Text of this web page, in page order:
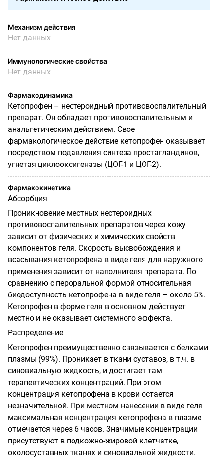
Механизм действия
Нет данных
Иммунологические свойства
Нет данных
Фармакодинамика
Кетопрофен – нестероидный противовоспалительный
препарат. Он обладает противовоспалительным и
анальгетическим действием. Свое
фармакологическое действие кетопрофен оказывает
посредством подавления синтеза простагландинов,
угнетая циклооксигеназы (ЦОГ-1 и ЦОГ-2).
Фармакокинетика
Абсорбция
Проникновение местных нестероидных
противовоспалительных препаратов через кожу
зависит от физических и химических свойств
компонентов геля. Скорость высвобождения и
всасывания кетопрофена в виде геля для наружного
применения зависит от наполнителя препарата. По
сравнению с пероральной формой относительная
биодоступность кетопрофена в виде геля – около 5%.
Кетопрофен в форме геля в основном действует
местно и не оказывает системного эффекта.
Распределение
Кетопрофен преимущественно связывается с белками
плазмы (99%). Проникает в ткани суставов, в т.ч. в
синовиальную жидкость, и достигает там
терапевтических концентраций. При этом
концентрация кетопрофена в крови остается
незначительной. При местном нанесении в виде геля
максимальная концентрация кетопрофена в плазме
отмечается через 6 часов. Значимые концентрации
присутствуют в подкожно-жировой клетчатке,
околосуставных тканях и синовиальной жидкости.